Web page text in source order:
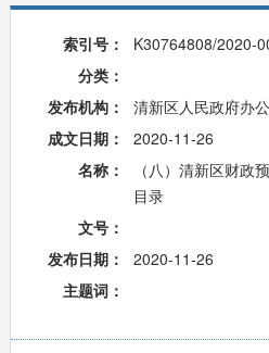
索引号：
K30764808/2020-
分类：
发布机构：
清新区人民政府办
成文日期：
2020-11-26
名称：
（八）清新区财政
目录
文号：
发布日期：
2020-11-26
主题词：